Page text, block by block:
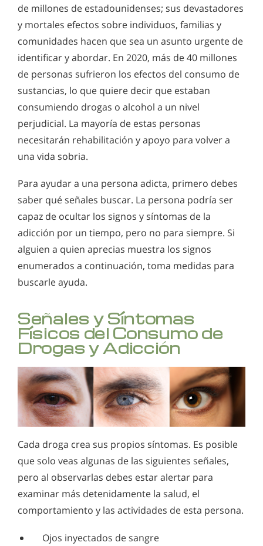
Para ayudar a una persona que lucha contra la adicción, sus
familiares y amigos deben ser capaces de identificar los
signos de su problema. Una vez que estos signos son
identificados, una rehabilitación eficaz es el siguiente paso
para salvar a la persona de un daño mayor o incluso la
muerte.
Señales y síntomas del uso y abuso de los opioides
Signos y síntomas de adicción a las drogas de club
Hallucinogens and Psychedelics Abuse Treatment
¿Qué es "policonsumo de drogas"?
Signos y síntomas de adicción al alcohol
¿Qué son las anfetaminas?
Benzodiazepinas, lo que debemos saber acerca de
Abuso de las drogas sintéticas
Qué hacer con el uso indebido de estimulantes
Información sobre el abuso de éxtasis
Información sobre el abuse de hachís
Información sobre el consumo de heroína?
inhalantes
Información acerca del kratom
La metadona y la adicción a la metadona
Signos y síntomas del abuso de morfina
Información sobre la droga PCP
Información de drogas preguntas frecuentes
Sedantes - Signos y síntomas del uso de sedantes
Abuso de Suboxone
Xanax, adicción y efectos secundarios
muy antiguo. El alcohol ha sido parte de nuestra cultura
desde su inicio, con bebidas fermentadas provenientes de
casi todas las frutas, vegetales, y granos existentes. Es fácil
asumir que la tendencia de escapar de la realidad en vez de
confrontar y resolver los problemas es parte de la condición
humana.
de millones de estadounidenses; sus devastadores
y mortales efectos sobre individuos, familias y
comunidades hacen que sea un asunto urgente de
identificar y abordar. En 2020, más de 40 millones
de personas sufrieron los efectos del consumo de
sustancias, lo que quiere decir que estaban
consumiendo drogas o alcohol a un nivel
perjudicial. La mayoría de estas personas
necesitarán rehabilitación y apoyo para volver a
una vida sobria.
Para ayudar a una persona adicta, primero debes
saber qué señales buscar. La persona podría ser
capaz de ocultar los signos y síntomas de la
adicción por un tiempo, pero no para siempre. Si
alguien a quien aprecias muestra los signos
enumerados a continuación, toma medidas para
buscarle ayuda.
Señales y Síntomas
Físicos del Consumo de
Drogas y Adicción
Cada droga crea sus propios síntomas. Es posible
que solo veas algunas de las siguientes señales,
pero al observarlas debes estar alertar para
examinar más detenidamente la salud, el
comportamiento y las actividades de esta persona.
Ojos inyectados de sangre